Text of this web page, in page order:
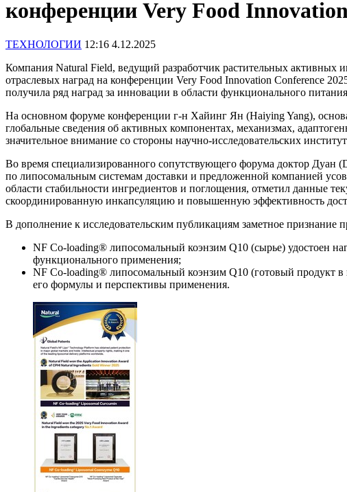
конференции Very Food
ТЕХНОЛОГИИ 12:16 4.12.2025
Компания Natural Field, ведущий разработчик растительных
отраслевых наград на конференции Very Food Innovation Conference
получила ряд наград за инновации в области функционального
На основном форуме конференции г-н Хайинг Ян (Haiying Yang),
глобальные сведения об активных компонентах, механизмах,
значительное внимание со стороны научно-исследовательских
Во время специализированного сопутствующего форума доктор Дуан
по липосомальным системам доставки и предложенной компанией
области стабильности ингредиентов и поглощения, отметил данные
скоординированную инкапсуляцию и повышенную эффективность
В дополнение к исследовательским публикациям заметное
NF Co-loading® липосомальный коэнзим Q10 (сырье) удостоен
функционального применения;
NF Co-loading® липосомальный коэнзим Q10 (готовый продукт
его формулы и перспективы применения.